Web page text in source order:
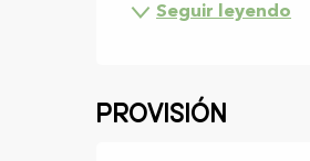
Seguir leyendo
Provisión